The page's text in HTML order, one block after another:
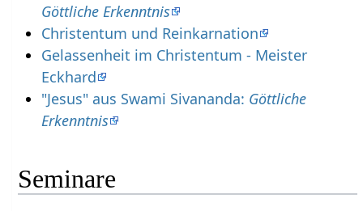
Göttliche Erkenntnis
Christentum und Reinkarnation
Gelassenheit im Christentum - Meister
Eckhard
"Jesus" aus Swami Sivananda: Göttliche
Erkenntnis
Seminare